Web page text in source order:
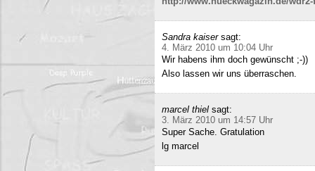
Sandra kaiser sagt:
4. März 2010 um 10:04 Uhr
Wir habens ihm doch gewünscht ;-))
Also lassen wir uns überraschen.
marcel thiel sagt:
3. März 2010 um 14:57 Uhr
Super Sache. Gratulation
lg marcel